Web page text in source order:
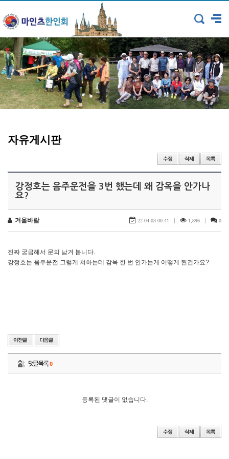
자유게시판
강정호는 음주운전을 3번 했는데 왜 감옥을 안가나
요?
겨울바람 22-04-03 00:41 1,896 0
진짜 궁금해서 문의 남겨 봅니다.
강정호는 음주운전 그렇게 쳐하는데 감옥 한 번 안가는게 어떻게 된건가요?
댓글목록0
등록된 댓글이 없습니다.